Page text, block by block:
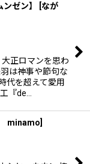
ゼン】
なが
正ロマンを思わ
は神事や節句な
代を超えて愛用
『de…
minamo